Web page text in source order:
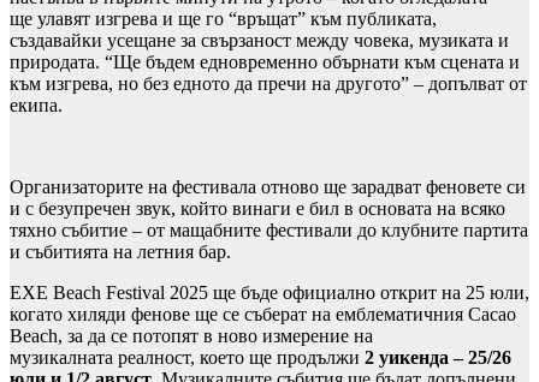
ще улавят изгрева и ще го “връщат” към публиката,
създавайки усещане за свързаност между човека, музиката и
природата. “Ще бъдем едновременно обърнати към сцената и
към изгрева, но без едното да пречи на другото” – допълват от
екипа.
Организаторите на фестивала отново ще зарадват феновете си
и с безупречен звук, който винаги е бил в основата на всяко
тяхно събитие – от мащабните фестивали до клубните партита
и събитията на летния бар.
EXE Beach Festival 2025 ще бъде официално открит на 25 юли,
когато хиляди фенове ще се съберат на емблематичния Cacao
Beach, за да се потопят в ново измерение на
музикалната реалност, което ще продължи 2 уикенда – 25/26